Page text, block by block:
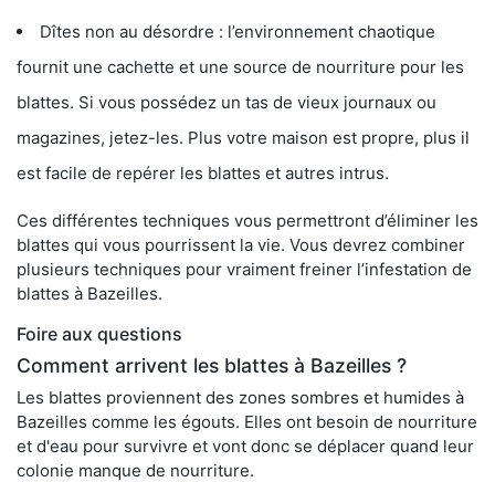
Dîtes non au désordre : l’environnement chaotique
fournit une cachette et une source de nourriture pour les
blattes. Si vous possédez un tas de vieux journaux ou
magazines, jetez-les. Plus votre maison est propre, plus il
est facile de repérer les blattes et autres intrus.
Ces différentes techniques vous permettront d’éliminer les
blattes qui vous pourrissent la vie. Vous devrez combiner
plusieurs techniques pour vraiment freiner l’infestation de
blattes à Bazeilles.
Foire aux questions
Comment arrivent les blattes à Bazeilles ?
Les blattes proviennent des zones sombres et humides à
Bazeilles comme les égouts. Elles ont besoin de nourriture
et d'eau pour survivre et vont donc se déplacer quand leur
colonie manque de nourriture.